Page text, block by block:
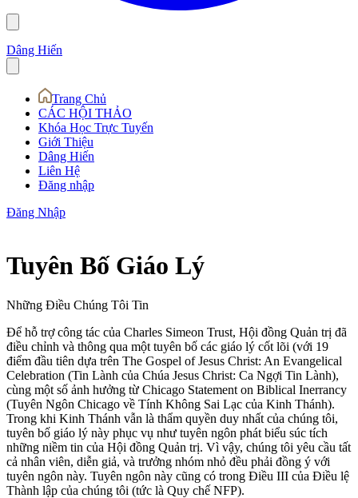
Dâng Hiến
Trang Chủ
CÁC HỘI THẢO
Khóa Học Trực Tuyến
Giới Thiệu
Dâng Hiến
Liên Hệ
Đăng nhập
Đăng Nhập
Tuyên Bố Giáo Lý
Những Điều Chúng Tôi Tin
Để hỗ trợ công tác của Charles Simeon Trust, Hội đồng Quản trị đã
điều chỉnh và thông qua một tuyên bố các giáo lý cốt lõi (với 19
điểm đầu tiên dựa trên The Gospel of Jesus Christ: An Evangelical
Celebration (Tin Lành của Chúa Jesus Christ: Ca Ngợi Tin Lành),
cùng một số ảnh hưởng từ Chicago Statement on Biblical Inerrancy
(Tuyên Ngôn Chicago về Tính Không Sai Lạc của Kinh Thánh).
Trong khi Kinh Thánh vẫn là thẩm quyền duy nhất của chúng tôi,
tuyên bố giáo lý này phục vụ như tuyên ngôn phát biểu súc tích
những niềm tin của Hội đồng Quản trị. Vì vậy, chúng tôi yêu cầu tất
cả nhân viên, diễn giả, và trưởng nhóm nhỏ đều phải đồng ý với
tuyên ngôn này. Tuyên ngôn này cũng có trong Điều III của Điều lệ
Thành lập của chúng tôi (tức là Quy chế NFP).